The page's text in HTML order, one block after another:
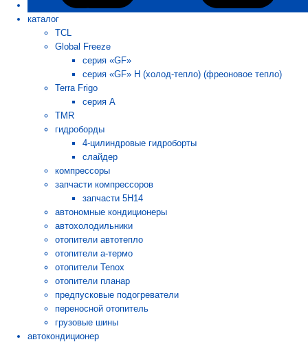
каталог
TCL
Global Freeze
серия «GF»
серия «GF» H (холод-тепло) (фреоновое тепло)
Terra Frigo
серия А
TMR
гидроборды
4-цилиндровые гидроборты
слайдер
компрессоры
запчасти компрессоров
запчасти 5H14
автономные кондиционеры
автохолодильники
отопители автотепло
отопители а-термо
отопители Tenox
отопители планар
предпусковые подогреватели
переносной отопитель
грузовые шины
автокондиционер